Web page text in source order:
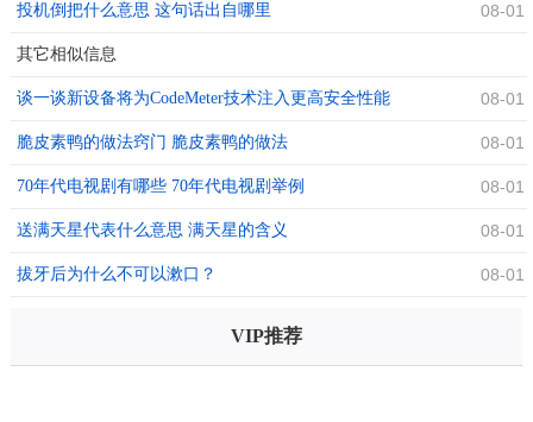
投机倒把什么意思 这句话出自哪里 08-01
其它相似信息
谈一谈新设备将为CodeMeter技术注入更高安全性能 08-01
脆皮素鸭的做法窍门 脆皮素鸭的做法 08-01
70年代电视剧有哪些 70年代电视剧举例 08-01
送满天星代表什么意思 满天星的含义 08-01
拔牙后为什么不可以漱口？ 08-01
VIP推荐